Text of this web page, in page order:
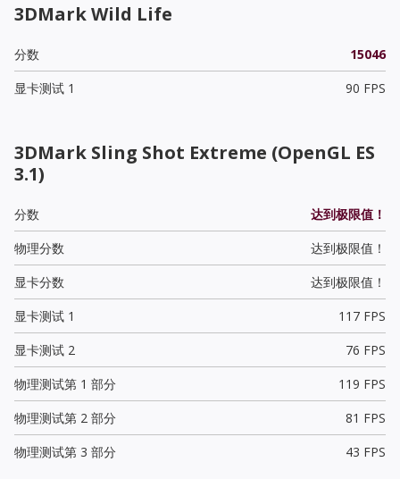
3DMark Wild Life
分数
15046
显卡测试 1
90 FPS
3DMark Sling Shot Extreme (OpenGL ES
3.1)
分数
达到极限值！
物理分数
达到极限值！
显卡分数
达到极限值！
显卡测试 1
117 FPS
显卡测试 2
76 FPS
物理测试第 1 部分
119 FPS
物理测试第 2 部分
81 FPS
物理测试第 3 部分
43 FPS